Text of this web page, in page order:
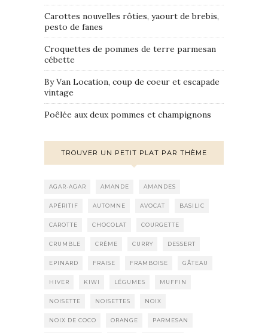
Carottes nouvelles rôties, yaourt de brebis,
pesto de fanes
Croquettes de pommes de terre parmesan
cébette
By Van Location, coup de coeur et escapade
vintage
Poêlée aux deux pommes et champignons
TROUVER UN PETIT PLAT PAR THÈME
AGAR-AGAR AMANDE AMANDES
APÉRITIF AUTOMNE AVOCAT BASILIC
CAROTTE CHOCOLAT COURGETTE
CRUMBLE CRÈME CURRY DESSERT
EPINARD FRAISE FRAMBOISE GÂTEAU
HIVER KIWI LÉGUMES MUFFIN
NOISETTE NOISETTES NOIX
NOIX DE COCO ORANGE PARMESAN